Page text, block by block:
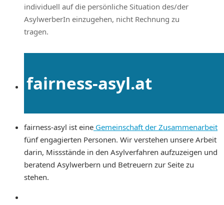
individuell auf die persönliche Situation des/der
AsylwerberIn einzugehen, nicht Rechnung zu
tragen.
fairness-asyl.at
fairness-asyl ist eine Gemeinschaft der Zusammenarbeit
fünf engagierten Personen. Wir verstehen unsere Arbeit
darin, Missstände in den Asylverfahren aufzuzeigen und
beratend Asylwerbern und Betreuern zur Seite zu
stehen.